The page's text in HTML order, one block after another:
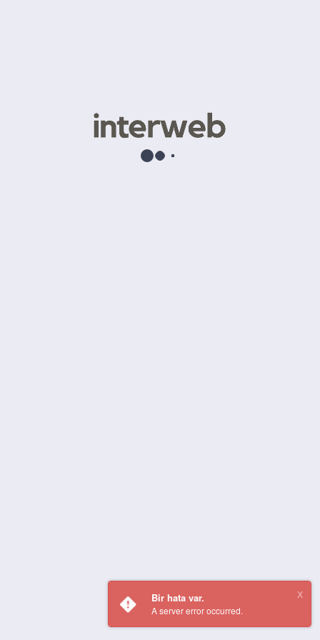
Bir hata var.
A server error occurred.